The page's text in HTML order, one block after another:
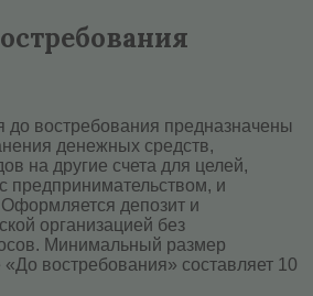
до востребования предназначены
денежных средств,
на другие счета для целей,
предпринимательством, и
депозит и
организацией без
Минимальный размер
востребования» составляет 10